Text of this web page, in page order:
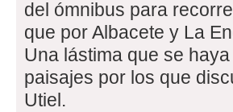
del ómnibus para
que por Albacete y La
Una lástima que se
paisajes por los que
Utiel.